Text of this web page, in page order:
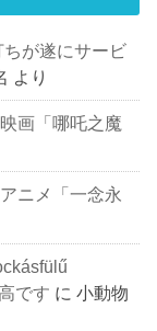
ちが遂にサービ
より
画「哪吒之魔
ニメ「一念永
です に小動物